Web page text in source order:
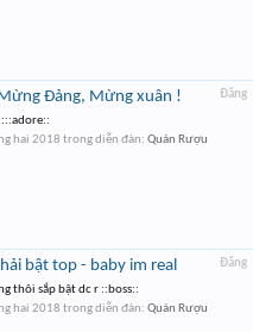
Đăng
Đảng, Mừng xuân !
hai 2018 trong diễn đàn: Quán Rượu
Đăng
bật top - baby im real
thôi sắp bật dc r ::boss::
hai 2018 trong diễn đàn: Quán Rượu